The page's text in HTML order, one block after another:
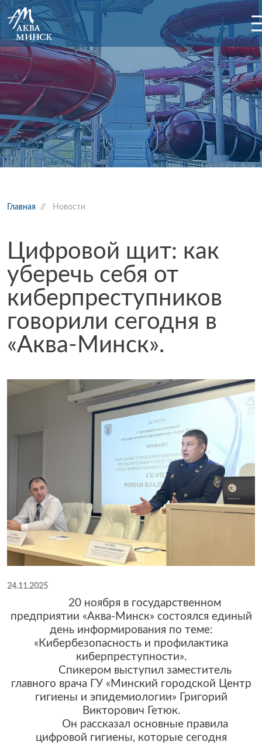
Главная // Новости
Цифровой щит: как
уберечь себя от
киберпреступников
говорили сегодня в
«Аква-Минск».
24.11.2025
20 ноября в государственном
предприятии «Аква-Минск» состоялся единый
день информирования по теме:
« Кибербезопасность и профилактика
киберпреступности».
Спикером выступил заместитель
главного врача ГУ «Минский городской Центр
гигиены и эпидемиологии» Григорий
Викторович Гетюк.
Он рассказал основные правила
цифровой гигиены, которые сегодня